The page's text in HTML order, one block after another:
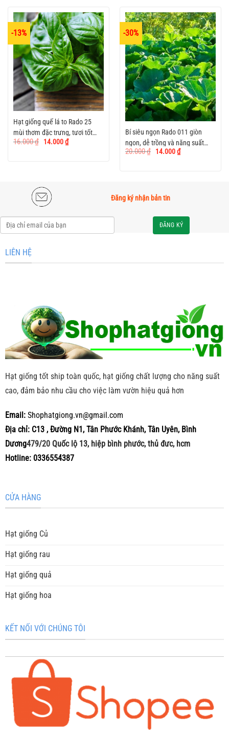
-13%
Hạt giống quế lá to Rado 25
mùi thơm đặc trưng, tươi tốt
quanh năm
16.000₫
Giá
gốc
14.000₫Giá
hiện
-30%
Bí siêu ngọn Rado 011 giòn
ngon, dễ trồng và năng suất
cao
20.000₫
Giá
gốc
14.000₫Giá
hiện
Đăng ký nhận bản tin
LIÊN HỆ
Hạt giống tốt ship toàn quốc, hạt giống chất lượng cho năng suất
cao, đảm bảo nhu cầu cho việc làm vườn hiệu quả hơn
Email: Shophatgiong.vn@gmail.com
Địa chỉ: C13 , Đường N1, Tân Phước Khánh, Tân Uyên, Bình
Dương479/20 Quốc lộ 13, hiệp bình phước, thủ đưc, hcm
Hotline: 0336554387
CỬA HÀNG
Hạt giống Củ
Hạt giống rau
Hạt giống quả
Hạt giống hoa
KẾT NỐI VỚI CHÚNG TÔI